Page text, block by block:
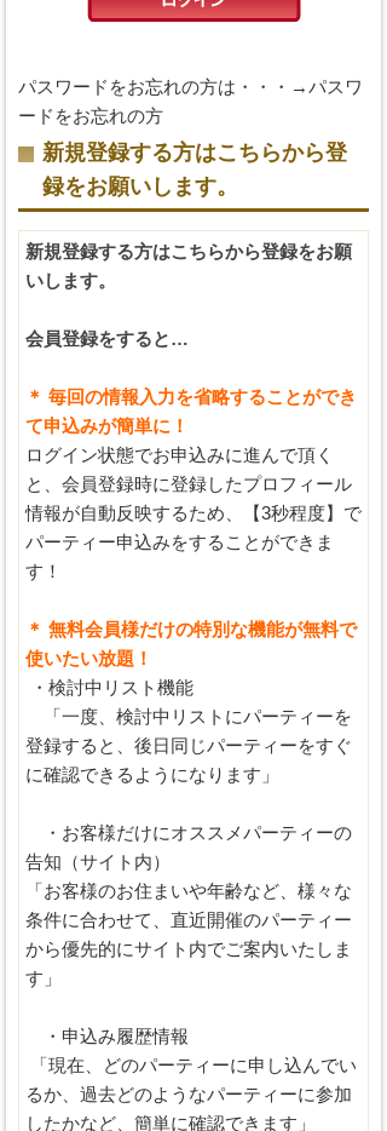
パスワードをお忘れの方は・・・→パスワ
ードをお忘れの方
新規登録する方はこちらから登
録をお願いします。
新規登録する方はこちらから登録をお願
いします。
会員登録をすると…
＊ 毎回の情報入力を省略することができ
て申込みが簡単に！
ログイン状態でお申込みに進んで頂く
と、会員登録時に登録したプロフィール
情報が自動反映するため、【3秒程度】で
パーティー申込みをすることができま
す！
＊ 無料会員様だけの特別な機能が無料で
使いたい放題！
・検討中リスト機能
「一度、検討中リストにパーティーを
登録すると、後日同じパーティーをすぐ
に確認できるようになります」
・お客様だけにオススメパーティーの
告知（サイト内）
「お客様のお住まいや年齢など、様々な
条件に合わせて、直近開催のパーティー
から優先的にサイト内でご案内いたしま
す」
・申込み履歴情報
「現在、どのパーティーに申し込んでい
るか、過去どのようなパーティーに参加
したかなど、簡単に確認できます」